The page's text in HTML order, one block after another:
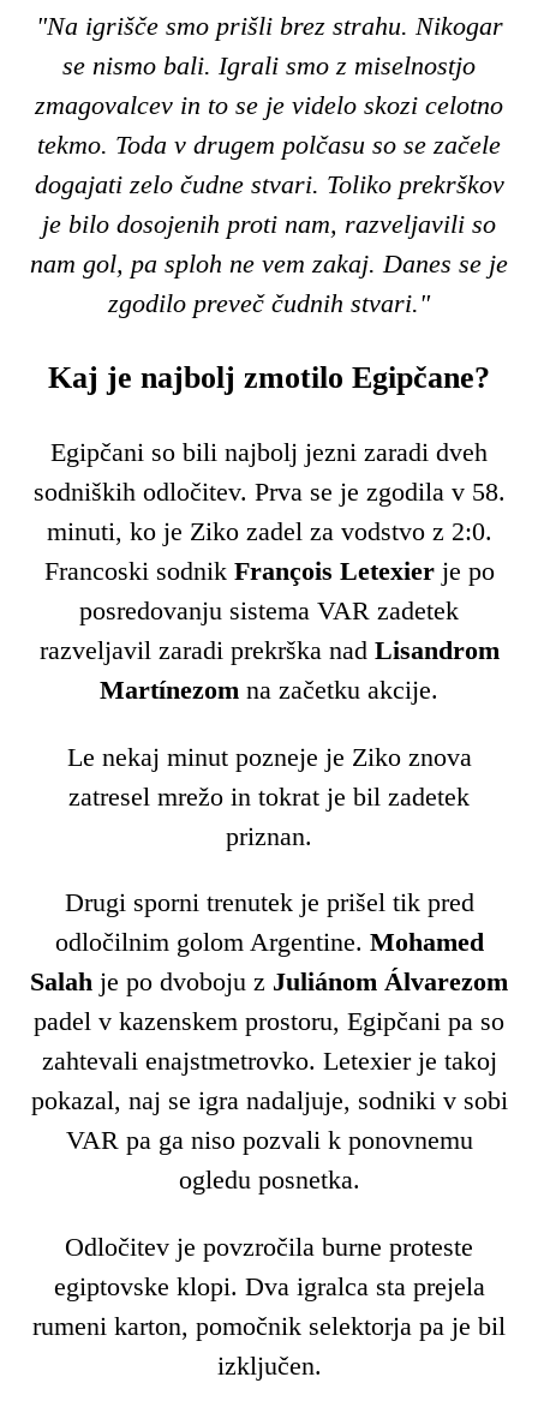
"Na igrišče smo prišli brez strahu. Nikogar
se nismo bali. Igrali smo z miselnostjo
zmagovalcev in to se je videlo skozi celotno
tekmo. Toda v drugem polčasu so se začele
dogajati zelo čudne stvari. Toliko prekrškov
je bilo dosojenih proti nam, razveljavili so
nam gol, pa sploh ne vem zakaj. Danes se je
zgodilo preveč čudnih stvari."
Kaj je najbolj zmotilo Egipčane?
Egipčani so bili najbolj jezni zaradi dveh
sodniških odločitev. Prva se je zgodila v 58.
minuti, ko je Ziko zadel za vodstvo z 2:0.
Francoski sodnik François Letexierje po
posredovanju sistema VAR zadetek
razveljavil zaradi prekrška nad Lisandrom
Martínezom na začetku akcije.
Le nekaj minut pozneje je Ziko znova
zatresel mrežo in tokrat je bil zadetek
priznan.
Drugi sporni trenutek je prišel tik pred
odločilnim golom Argentine. Mohamed
Salah je po dvoboju z Juliánom Álvarezom
padel v kazenskem prostoru, Egipčani pa so
zahtevali enajstmetrovko. Letexier je takoj
pokazal, naj se igra nadaljuje, sodniki v sobi
VAR pa ga niso pozvali k ponovnemu
ogledu posnetka.
Odločitev je povzročila burne proteste
egiptovske klopi. Dva igralca sta prejela
rumeni karton, pomočnik selektorja pa je bil
izključen.